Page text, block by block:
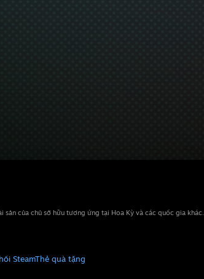
của chủ sở hữu tương ứng tại Hoa Kỳ và các quốc gia khác.
SteamThẻ quà tặng